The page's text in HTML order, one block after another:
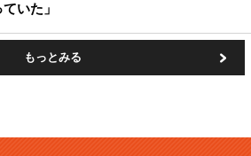
いた」
もっとみる